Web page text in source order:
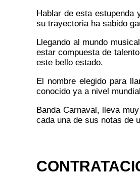
Hablar de esta
su trayectoria ha sabido
Llegando al mundo
estar compuesta de
este bello estado.
El nombre elegido para
conocido ya a nivel
Banda Carnaval, lleva
cada una de sus notas de